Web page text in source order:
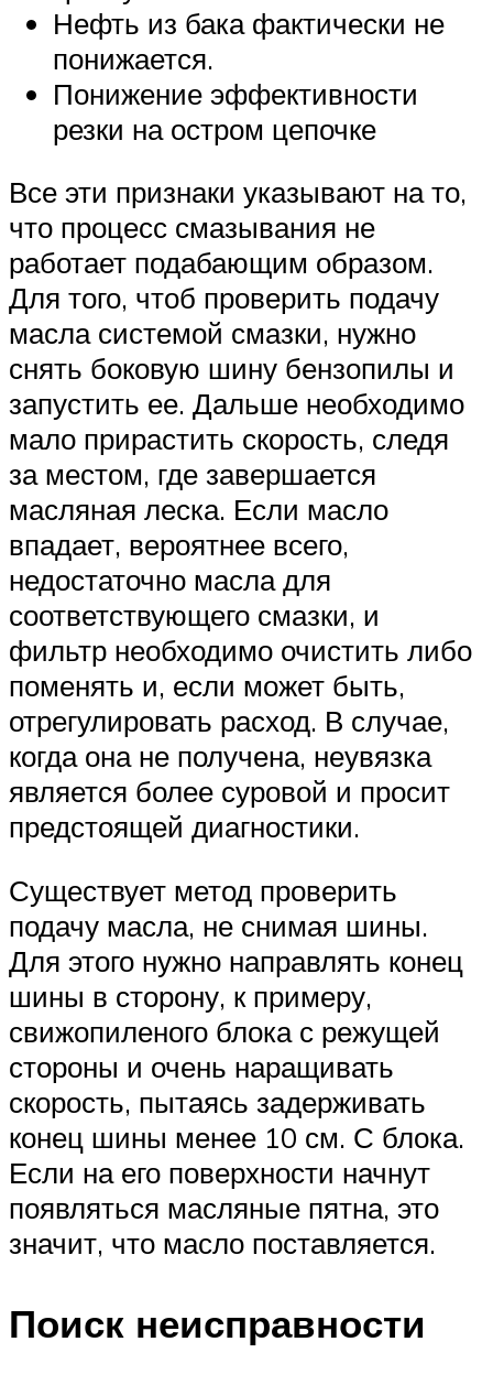
Нефть из бака фактически не
понижается.
Понижение эффективности
резки на остром цепочке
Все эти признаки указывают на то,
что процесс смазывания не
работает подабающим образом.
Для того, чтоб проверить подачу
масла системой смазки, нужно
снять боковую шину бензопилы и
запустить ее. Дальше необходимо
мало прирастить скорость, следя
за местом, где завершается
масляная леска. Если масло
впадает, вероятнее всего,
недостаточно масла для
соответствующего смазки, и
фильтр необходимо очистить либо
поменять и, если может быть,
отрегулировать расход. В случае,
когда она не получена, неувязка
является более суровой и просит
предстоящей диагностики.
Существует метод проверить
подачу масла, не снимая шины.
Для этого нужно направлять конец
шины в сторону, к примеру,
свижопиленого блока с режущей
стороны и очень наращивать
скорость, пытаясь задерживать
конец шины менее 10 см. С блока.
Если на его поверхности начнут
появляться масляные пятна, это
значит, что масло поставляется.
Поиск неисправности